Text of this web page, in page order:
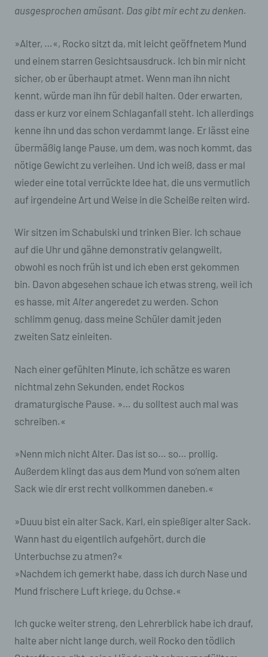
ausgesprochen amüsant. Das gibt mir echt zu denken.
»Alter, …«, Rocko sitzt da, mit leicht geöffnetem Mund
und einem starren Gesichtsausdruck. Ich bin mir nicht
sicher, ob er überhaupt atmet. Wenn man ihn nicht
kennt, würde man ihn für debil halten. Oder erwarten,
dass er kurz vor einem Schlaganfall steht. Ich allerdings
kenne ihn und das schon verdammt lange. Er lässt eine
übermäßig lange Pause, um dem, was noch kommt, das
nötige Gewicht zu verleihen. Und ich weiß, dass er mal
wieder eine total verrückte Idee hat, die uns vermutlich
auf irgendeine Art und Weise in die Scheiße reiten wird.
Wir sitzen im Schabulski und trinken Bier. Ich schaue
auf die Uhr und gähne demonstrativ gelangweilt,
obwohl es noch früh ist und ich eben erst gekommen
bin. Davon abgesehen schaue ich etwas streng, weil ich
es hasse, mit Alter angeredet zu werden. Schon
schlimm genug, dass meine Schüler damit jeden
zweiten Satz einleiten.
Nach einer gefühlten Minute, ich schätze es waren
nichtmal zehn Sekunden, endet Rockos
dramaturgische Pause. »… du solltest auch mal was
schreiben.«
»Nenn mich nicht Alter. Das ist so… so… prollig.
Außerdem klingt das aus dem Mund von so’nem alten
Sack wie dir erst recht vollkommen daneben.«
»Duuu bist ein alter Sack, Karl, ein spießiger alter Sack.
Wann hast du eigentlich aufgehört, durch die
Unterbuchse zu atmen?«
»Nachdem ich gemerkt habe, dass ich durch Nase und
Mund frischere Luft kriege, du Ochse.«
Ich gucke weiter streng, den Lehrerblick habe ich drauf,
halte aber nicht lange durch, weil Rocko den tödlich